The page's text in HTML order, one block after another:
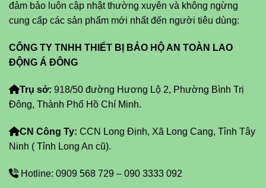
đảm bảo luôn cập nhật thường xuyên và không ngừng
cung cấp các sản phẩm mới nhất đến người tiêu dùng:
CÔNG TY TNHH THIẾT BỊ BẢO HỘ AN TOÀN LAO
ĐỘNG Á ĐÔNG
Trụ sở: 918/50 đường Hương Lộ 2, Phường Bình Trị
Đông, Thành Phố Hồ Chí Minh.
CN Công Ty: CCN Long Định, Xã Long Cang, Tỉnh Tây
Ninh ( Tỉnh Long An cũ).
Hotline: 0909 568 729 – 090 3333 092